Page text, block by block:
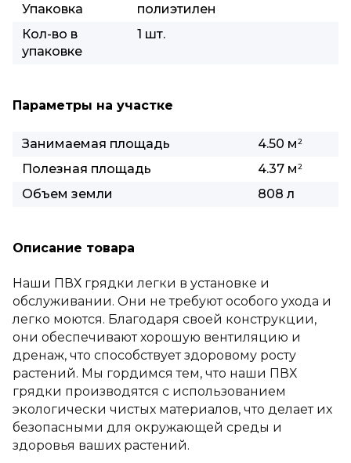
Упаковка
полиэтилен
Кол-во в
упаковке
1 шт.
Параметры на участке
Занимаемая площадь 4.50 м2
Полезная площадь 4.37 м2
Объем земли 808 л
Описание товара
Наши ПВХ грядки легки в установке и
обслуживании. Они не требуют особого ухода и
легко моются. Благодаря своей конструкции,
они обеспечивают хорошую вентиляцию и
дренаж, что способствует здоровому росту
растений. Мы гордимся тем, что наши ПВХ
грядки производятся с использованием
экологически чистых материалов, что делает их
безопасными для окружающей среды и
здоровья ваших растений.